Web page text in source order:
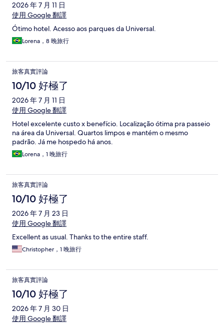
2026 年 7 月 11 日
使用 Google 翻譯
Ótimo hotel. Acesso aos parques da Universal.
Lorena，8 晚旅行
旅客真實評論
10/10 好極了
2026 年 7 月 11 日
使用 Google 翻譯
Hotel excelente custo x benefício. Localização ótima pra passeio
na área da Universal. Quartos limpos e mantém o mesmo
padrão. Já me hospedo há anos.
Lorena，1 晚旅行
旅客真實評論
10/10 好極了
2026 年 7 月 23 日
使用 Google 翻譯
Excellent as usual. Thanks to the entire staff.
Christopher，1 晚旅行
旅客真實評論
10/10 好極了
2026 年 7 月 30 日
使用 Google 翻譯